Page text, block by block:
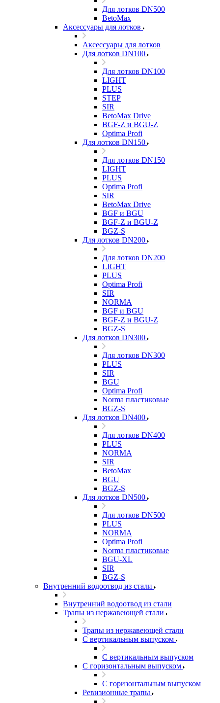
Для лотков DN500
BetoMax
Аксессуары для лотков
Аксессуары для лотков
Для лотков DN100
Для лотков DN100
LIGHT
PLUS
STEP
SIR
BetoMax Drive
BGF-Z и BGU-Z
Optima Profi
Для лотков DN150
Для лотков DN150
LIGHT
PLUS
Optima Profi
SIR
BetoMax Drive
BGF и BGU
BGF-Z и BGU-Z
BGZ-S
Для лотков DN200
Для лотков DN200
LIGHT
PLUS
Optima Profi
SIR
NORMA
BGF и BGU
BGF-Z и BGU-Z
BGZ-S
Для лотков DN300
Для лотков DN300
PLUS
SIR
BGU
Optima Profi
Norma пластиковые
BGZ-S
Для лотков DN400
Для лотков DN400
PLUS
NORMA
SIR
BetoMax
BGU
BGZ-S
Для лотков DN500
Для лотков DN500
PLUS
NORMA
Optima Profi
Norma пластиковые
BGU-XL
SIR
BGZ-S
Внутренний водоотвод из стали
Внутренний водоотвод из стали
Трапы из нержавеющей стали
Трапы из нержавеющей стали
С вертикальным выпуском
С вертикальным выпуском
С горизонтальным выпуском
С горизонтальным выпуском
Ревизионные трапы